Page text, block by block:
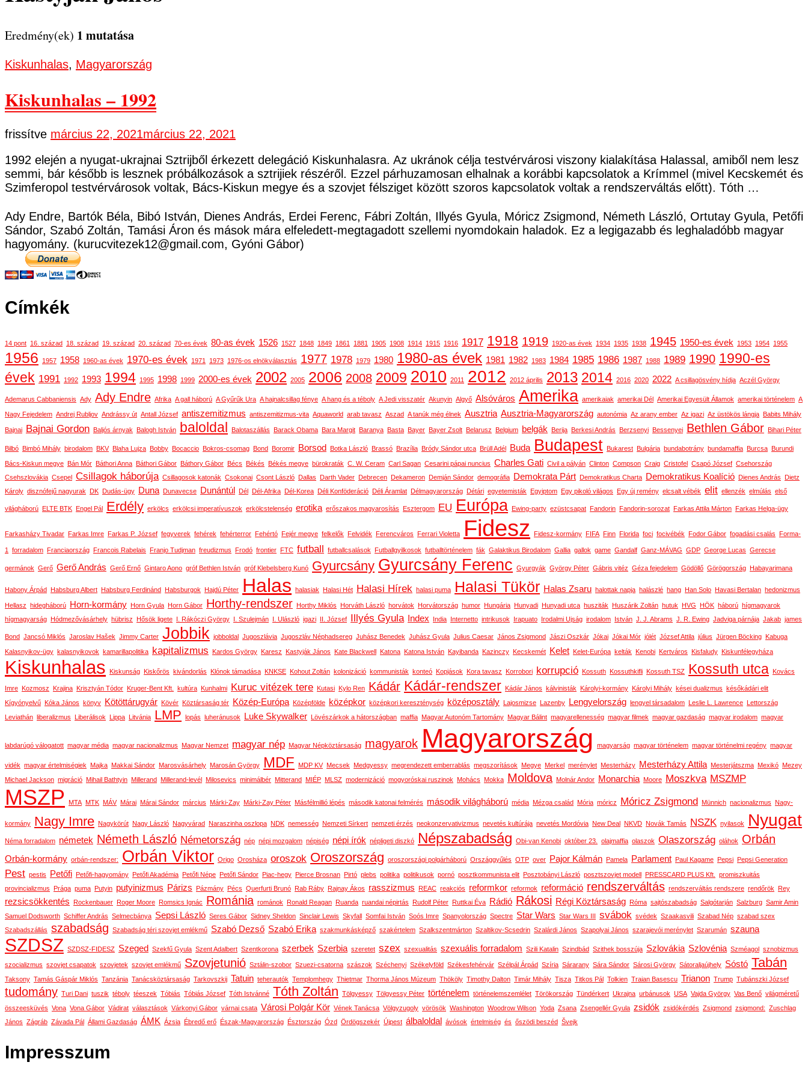
Eredmény(ek) 1 mutatása
Kiskunhalas, Magyarország
Kiskunhalas – 1992
frissítve március 22, 2021március 22, 2021
1992 elején a nyugat-ukrajnai Sztrijből érkezett delegáció Kiskunhalasra. Az ukránok célja testvérvárosi viszony kialakítása Halassal, amiből nem lesz
semmi, bár később is lesznek próbálkozások a sztrijiek részéről. Ezzel párhuzamosan elhalnak a korábbi kapcsolatok a Krímmel (mivel Kecskemét és
Szimferopol testvérvárosok voltak, Bács-Kiskun megye és a szovjet félsziget között szoros kapcsolatok voltak a rendszerváltás előtt). Tóth …
Ady Endre, Bartók Béla, Bibó István, Dienes András, Erdei Ferenc, Fábri Zoltán, Illyés Gyula, Móricz Zsigmond, Németh László, Ortutay Gyula, Petőfi
Sándor, Szabó Zoltán, Tamási Áron és mások mára elfeledett-megtagadott szellemi nyomdokain haladok. Ez a legigazabb és leghaladóbb magyar
hagyomány. (kurucvitezek12@gmail.com, Gyóni Gábor)
Címkék
14 pont 16. század 18. század 19. század 20. század 70-es évek 80-as évek 1526 1527 1848 1849 1861 1881 1905 1908 1914 1915 1916 1917 1918 1919 1920-as évek 1934 1935 1938 1945 1950-es évek 1953 1954 1955
1956 1957 1958 1960-as évek 1970-es évek 1971 1973 1976-os elnökválasztás 1977 1978 1979 1980 1980-as évek 1981 1982 1983 1984 1985 1986 1987 1988 1989 1990 1990-es
évek 1991 1992 1993 1994 1995 1998 1999 2000-es évek 2002 2005 2006 2008 2009 2010 2011 2012 2012 április 2013 2014 2016 2020 2022 A csillagösvény hídja Aczél György
Ademarus Cabbaniensis Ady Ady Endre Afrika A gall háború A Gyűrűk Ura A hajnalcsillag fénye A hang és a téboly A Jedi visszatér Akunyin Algyő Alsóváros Amerika amerikaiak amerikai Dél Amerikai Egyesült Államok amerikai történelem A
Nagy Fejedelem Andrej Rubljov Andrássy út Antall József antiszemitizmus antiszemitizmus-vita Aquaworld arab tavasz Aszad A tanúk még élnek Ausztria Ausztria-Magyarország autonómia Az arany ember Az igazi Az üstökös lángja Babits Mihály
Bajnai Bajnai Gordon Baljós árnyak Balogh István baloldal Balotaszállás Barack Obama Bara Margit Baranya Basta Bayer Bayer Zsolt Belarusz Belgium belgák Berija Berkesi András Berzsenyi Bessenyei Bethlen Gábor Bihari Péter
Bilbó Bimbó Mihály birodalom BKV Blaha Lujza Bobby Bocaccio Bokros-csomag Bond Boromir Borsod Botka László Brassó Brazília Bródy Sándor utca Brüll Adél Buda Budapest Bukarest Bulgária bundabotrány bundamaffia Burcsa Burundi
Bács-Kiskun megye Bán Mór Báthori Anna Báthori Gábor Báthory Gábor Bécs Békés Békés megye bürokraták C. W. Ceram Carl Sagan Cesarini pápai nuncius Charles Gati Civil a pályán Clinton Compson Craig Cristofel Csapó József Csehország
Csehszlovákia Csepel Csillagok háborúja Csillagosok katonák Csokonai Csont László Dallas Darth Vader Debrecen Dekameron Demján Sándor demográfia Demokrata Párt Demokratikus Charta Demokratikus Koalíció Dienes András Dietz
Károly disznófejű nagyurak DK Dudás-ügy Duna Dunavecse Dunántúl Dél Dél-Afrika Dél-Korea Déli Konföderáció Déli Áramlat Délmagyarország Détári egyetemisták Egyiptom Egy pikoló világos Egy új remény elcsalt vébék elit ellenzék elmúlás első
világháború ELTE BTK Engel Pál Erdély erkölcs erkölcsi imperatívuszok erkölcstelenség erotika erőszakos magyarosítás Esztergom EU Európa Ewing-party ezüstcsapat Fandorin Fandorin-sorozat Farkas Attila Márton Farkas Helga-ügy
Farkasházy Tivadar Farkas Imre Farkas P. József fegyverek fehérek fehérterror Fehértó Fejér megye felkelők Felvidék Ferencváros Ferrari Violetta Fidesz Fidesz-kormány FIFA Finn Florida foci focivébék Fodor Gábor fogadási csalás Forma-
1 forradalom Franciaország Francois Rabelais Franjo Tudjman freudizmus Frodó frontier FTC futball futballcsalások Futballgyilkosok futballtörténelem fák Galaktikus Birodalom Gallia gallok game Gandalf Ganz-MÁVAG GDP George Lucas Gerecse
germánok Gerő Gerő András Gerő Ernő Gintaro Aono gróf Bethlen István gróf Klebelsberg Kunó Gyurcsány Gyurcsány Ferenc Gyurgyák György Péter Gábris vitéz Géza fejedelem Gödöllő Görögország Habayarimana
Habony Árpád Habsburg Albert Habsburg Ferdinánd Habsburgok Hajdú Péter Halas halasiak Halasi Hét Halasi Hírek halasi puma Halasi Tükör Halas Zsaru halottak napja halászlé hang Han Solo Havasi Bertalan hedonizmus
Hellasz hidegháború Horn-kormány Horn Gyula Horn Gábor Horthy-rendszer Horthy Miklós Horváth László horvátok Horvátország humor Hungária Hunyadi Hunyadi utca husziták Huszárik Zoltán hutuk HVG HÖK háború hígmagyarok
hígmagyarság Hódmezővásárhely hübrisz Hősök ligete I. Rákóczi György I. Szulejmán I. Ulászló igazi II. József Illyés Gyula Index India Internetto intrikusok Irapuato Irodalmi Ujság irodalom István J. J. Abrams J. R. Ewing Jadviga párnája Jakab james
Bond Jancsó Miklós Jaroslav Hašek Jimmy Carter Jobbik jobboldal Jugoszlávia Jugoszláv Néphadsereg Juhász Benedek Juhász Gyula Julius Caesar János Zsigmond Jászi Oszkár Jókai Jókai Mór jólét József Attila július Jürgen Böcking Kabuga
Kalasnyikov-ügy kalasnyikovok kamarillapolitika kapitalizmus Kardos György Karesz Kastyják János Kate Blackwell Katona Katona István Kayibanda Kazinczy Kecskemét Kelet Kelet-Európa kelták Kenobi Kertváros Kisfaludy Kiskunfélegyháza
Kiskunhalas Kiskunság Kiskőrös kivándorlás Klónok támadása KNKSE Kohout Zoltán kolonizáció kommunisták konteó Kopjások Kora tavasz Korrobori korrupció Kossuth Kossuthkifli Kossuth TSZ Kossuth utca Kovács
Imre Kozmosz Krajina Krisztyán Tódor Kruger-Bent Kft. kultúra Kunhalmi Kuruc vitézek tere Kutasi Kylo Ren Kádár Kádár-rendszer Kádár János kálvinisták Károlyi-kormány Károlyi Mihály kései dualizmus későkádári elit
Kígyónyelvű Kóka János könyv Kötöttárugyár Kövér Köztársaság tér Közép-Európa Középfölde középkor középkori kereszténység középosztály Lajosmizse Lazenby Lengyelország lengyel társadalom Leslie L. Lawrence Lettország
Leviathán liberalizmus Liberálisok Lippa Litvánia LMP lopás luheránusok Luke Skywalker Lövészárkok a hátországban maffia Magyar Autonóm Tartomány Magyar Bálint magyarellenesség magyar filmek magyar gazdaság magyar irodalom magyar
labdarúgó válogatott magyar média magyar nacionalizmus Magyar Nemzet magyar nép Magyar Népköztársaság magyarok Magyarország magyarság magyar történelem magyar történelmi regény magyar
vidék magyar értelmiségiek Majka Makkai Sándor Marosvásárhely Marosán György MDF MDP KV Mecsek Medgyessy megrendezett emberrablás megszorítások Megye Merkel merénylet Mesterházy Mesterházy Attila Mesterjátszma Mexikó Mezey
Michael Jackson migráció Mihail Bathtyin Millerand Millerand-levél Milosevics minimálbér Mitterand MIÉP MLSZ modernizáció mogyoróskai ruszinok Mohács Mokka Moldova Molnár Andor Monarchia Moore Moszkva MSZMP
MSZP MTA MTK MÁV Márai Márai Sándor március Márki-Zay Márki-Zay Péter Másfélmillió lépés második katonai felmérés második világháború média Mézga család Mória móricz Móricz Zsigmond Münnich nacionalizmus Nagy-
kormány Nagy Imre Nagykörút Nagy László Nagyvárad Naraszinha oszlopa NDK nemesség Nemzeti Sírkert nemzeti érzés neokonzervativizmus nevetés kultúrája nevetés Mordóvia New Deal NKVD Novák Tamás NSZK nyilasok Nyugat
Néma forradalom németek Németh László Németország nép népi mozgalom népiség népi írók népligeti diszkó Népszabadság Obi-van Kenobi október 23. olajmaffia olaszok Olaszország oláhok Orbán
Orbán-kormány orbán-rendszer: Orbán Viktor Origo Orosháza oroszok Oroszország oroszországi polgárháború Országgyűlés OTP over Pajor Kálmán Pamela Parlament Paul Kagame Pepsi Pepsi Generation
Pest pestis Petőfi Petőfi-hagyomány Petőfi Akadémia Petőfi Népe Petőfi Sándor Piac-hegy Pierce Brosnan Pirtó plebs politika politikusok pornó posztkommunista elit Posztobányi László posztszovjet modell PRESSCARD PLUS Kft.
promiszkuitás
provincializmus Prága puma Putyin putyinizmus Párizs Pázmány Pécs Querfurti Brunó Rab Ráby Rajnay Ákos rasszizmus REAC reakciós reformkor reformok reformáció rendszerváltás rendszerváltás rendszere rendőrök Rey
rezsicsökkentés Rockenbauer Roger Moore Romsics Ignác Románia románok Ronald Reagan Ruanda ruandai népirtás Rudolf Péter Ruttkai Éva Rádió Rákosi Régi Köztársaság Róma sajtószabadság Salgótarján Salzburg Samir Amin
Samuel Dodsworth Schiffer András Selmecbánya Sepsi László Seres Gábor Sidney Sheldon Sinclair Lewis Skyfall Somfai István Soós Imre Spanyolország Spectre Star Wars Star Wars III svábok svédek Szaakasvili Szabad Nép szabad szex
Szabadszállás szabadság Szabadság téri szovjet emlékmű Szabó Dezső Szabó Erika szakmunkásképző szakértelem Szalkszentmárton Szaltikov-Scsedrin Szalárdi János Szapolyai János szarajevói merénylet Szarumán szauna
SZDSZ SZDSZ-FIDESZ Szeged Szekfű Gyula Szent Adalbert Szentkorona szerbek Szerbia szeretet szex szexualitás szexuális forradalom Szili Katalin Szindbád Szithek bosszúja Szlovákia Szlovénia Szméagol sznobizmus
szocializmus szovjet csapatok szovjetek szovjet emlékmű Szovjetunió Sztálin-szobor Szuezi-csatorna szászok Széchenyi Székelyföld Székesfehérvár Szélpál Árpád Szíria Sárarany Sára Sándor Sárosi György Sátoraljaújhely Sóstó Tabán
Taksony Tamás Gáspár Miklós Tanzánia Tanácsköztársaság Tarkovszkij Tatuin teherautók Templomhegy Thietmar Thorma János Múzeum Thököly Timothy Dalton Timár Mihály Tisza Titkos Pál Tolkien Traian Basescu Trianon Trump Tubánszki József
tudomány Turi Dani tuszik téboly téeszek Tóbiás Tóbiás József Tóth Istvánné Tóth Zoltán Tölgyessy Tölgyessy Péter történelem történelemszemlélet Törökország Tündérkert Ukrajna urbánusok USA Vajda György Vas Benő világméretű
összeesküvés Vona Vona Gábor Vádirat választások Várkonyi Gábor várnai csata Városi Polgár Kör Vének Tanácsa Völgyzugoly vörösök Washington Woodrow Wilson Yoda Zsana Zsengellér Gyula zsidók zsidókérdés Zsigmond zsigmond: Zuschlag
János Zágráb Závada Pál Állami Gazdaság ÁMK Ázsia Ébredő erő Észak-Magyarország Észtország Ózd Ördögszekér Újpest álbaloldal ávósok értelmiség és őszödi beszéd Švejk
Impresszum